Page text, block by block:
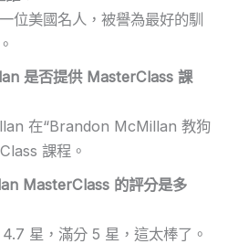
位美國名人，被譽為最好的馴
是否提供 MasterClass 課
在“Brandon McMillan 教狗
課程。
MasterClass 的評分是多
星，滿分 5 星，這太棒了。